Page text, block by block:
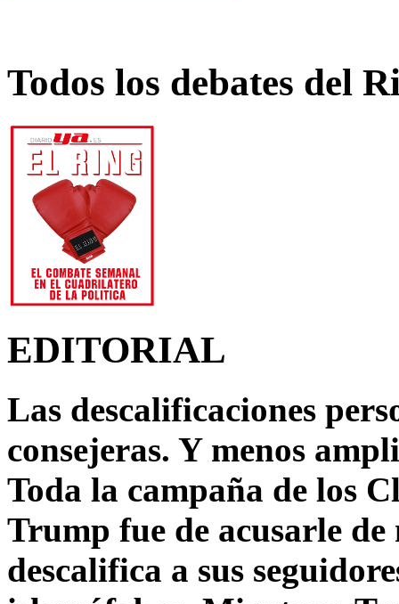
Todos los debates del
EDITORIAL
Las descalificaciones
consejeras. Y menos
Toda la campaña de los
Trump fue de acusarle
descalifica a sus